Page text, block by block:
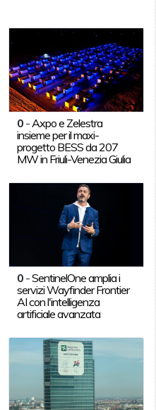
0 - Axpo e Zelestra
insieme per il maxi-
progetto BESS da 207
MW in Friuli-Venezia Giulia
0 -SentinelOne amplia i
servizi Wayfinder Frontier
AI con l'intelligenza
artificiale avanzata